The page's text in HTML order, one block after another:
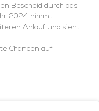
Bescheid durch das
2024 nimmt
Anlauf und sieht
Chancen auf